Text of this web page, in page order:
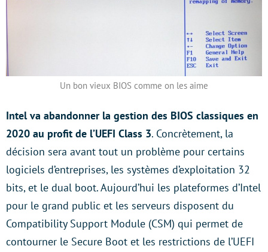
Un bon vieux BIOS comme on les aime
Intel va abandonner la gestion des BIOS classiques en
2020 au profit de l’UEFI Class 3. Concrètement, la
décision sera avant tout un problème pour certains
logiciels d’entreprises, les systèmes d’exploitation 32
bits, et le dual boot. Aujourd’hui les plateformes d’Intel
pour le grand public et les serveurs disposent du
Compatibility Support Module (CSM) qui permet de
contourner le Secure Boot et les restrictions de l’UEFI